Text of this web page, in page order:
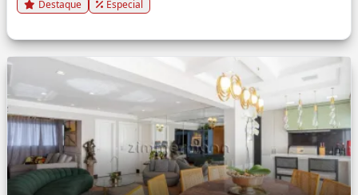
Destaque Especial